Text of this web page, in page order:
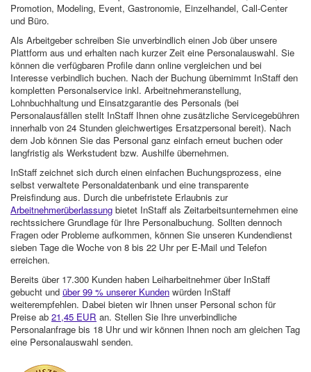
Promotion, Modeling, Event, Gastronomie, Einzelhandel, Call-Center
und Büro.
Als Arbeitgeber schreiben Sie unverbindlich einen Job über unsere
Plattform aus und erhalten nach kurzer Zeit eine Personalauswahl. Sie
können die verfügbaren Profile dann online vergleichen und bei
Interesse verbindlich buchen. Nach der Buchung übernimmt InStaff den
kompletten Personalservice inkl. Arbeitnehmeranstellung,
Lohnbuchhaltung und Einsatzgarantie des Personals (bei
Personalausfällen stellt InStaff Ihnen ohne zusätzliche Servicegebühren
innerhalb von 24 Stunden gleichwertiges Ersatzpersonal bereit). Nach
dem Job können Sie das Personal ganz einfach erneut buchen oder
langfristig als Werkstudent bzw. Aushilfe übernehmen.
InStaff zeichnet sich durch einen einfachen Buchungsprozess, eine
selbst verwaltete Personaldatenbank und eine transparente
Preisfindung aus. Durch die unbefristete Erlaubnis zur
Arbeitnehmerüberlassung bietet InStaff als Zeitarbeitsunternehmen eine
rechtssichere Grundlage für Ihre Personalbuchung. Sollten dennoch
Fragen oder Probleme aufkommen, können Sie unseren Kundendienst
sieben Tage die Woche von 8 bis 22 Uhr per E-Mail und Telefon
erreichen.
Bereits über 17.300 Kunden haben Leiharbeitnehmer über InStaff
gebucht und über 99 % unserer Kunden würden InStaff
weiterempfehlen. Dabei bieten wir Ihnen unser Personal schon für
Preise ab 21,45 EUR an. Stellen Sie Ihre unverbindliche
Personalanfrage bis 18 Uhr und wir können Ihnen noch am gleichen Tag
eine Personalauswahl senden.